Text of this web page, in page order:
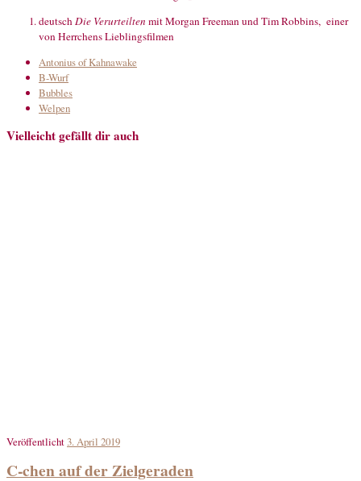
deutschDie Verurteilten mit Morgan Freeman und Tim Robbins, einer
von Herrchens Lieblingsfilmen
Antonius of Kahnawake
B-Wurf
Bubbles
Welpen
Vielleicht gefällt dir auch
Veröffentlicht 3. April 2019
C-chen auf der Zielgeraden